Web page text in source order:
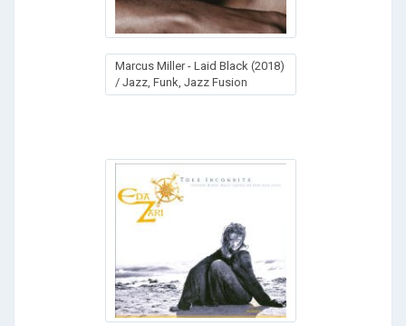
Marcus Miller - Laid Black (2018)
/ Jazz, Funk, Jazz Fusion